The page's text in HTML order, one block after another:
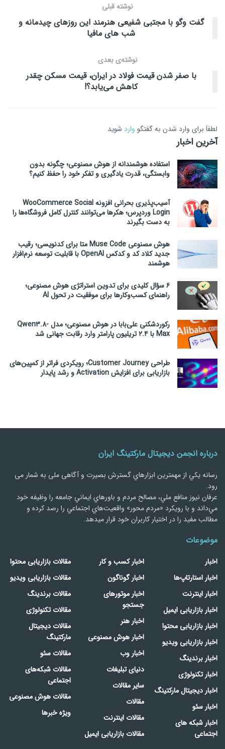
نوشته قبلی
گفت وگو با مجتبی شفیعی هنرمند این روزهای چیدمانه و
شب های مافیا
نوشته‌ی بعدی
با صفر شدن قیمت فولاد در ایران، قیمت مسکن چقدر
کاهش می‌یابد؟!
لطفاَ برای وارد شدن به گفتگو وارد شوید
آخرین اخبار
استفاده هوشمندانه از هوش مصنوعی؛ چگونه بدون
وابستگی، قدرت یادگیری و تفکر خود را حفظ کنیم؟
آسیب‌پذیری بحرانی افزونه WooCommerce Social
Login وردپرس؛ هکرها می‌توانند کنترل کامل فروشگاه‌ها را
به دست بگیرند
هوش مصنوعی Muse Code متا برای کدنویسی؛ رقیب
جدید کلاد کد و کدکس OpenAI با قابلیت توسعه نرم‌افزار
هوشمند
۶ سؤال کلیدی برای تدوین استراتژی هوش مصنوعی؛
راهنمای کسب‌وکارها برای موفقیت در تحول AI
رکوردشکنی علی‌بابا در هوش مصنوعی؛ مدل Qwen3.8-
Max با ۲.۴ تریلیون پارامتر وارد رقابت جهانی شد
طراحی Customer Journey؛ رویکردی فراتر از کمپین‌های
بازاریابی برای افزایش Activation و رشد پایدار
درباره انجمن دیجیتال مارکتینگ ایران
رسانه يكي از مهمترین ابزارهاي گسترش بصیرت و آگاهی ملی به شمار می
رود.
عرفان نیوز منافع ملي، مصالح مردم و باورهاي ايماني جامعه را وظيفه خود
مي‌داند و با رويكرد «مردم‌ محور» واقعيت‌هاي اجتماعي را رصد کرده و
مطالب مفید را در اختیار کاربران خود قرار میدهد.
موضوعات
اخبار
اخبار استارتاپ‌ها
اخبار اینترنت
اخبار بازاریابی ایمیل
اخبار بازاریابی محتوا
اخبار بازاریابی ویدیو
اخبار برندینگ
اخبار تکنولوژی
اخبار دیجیتال مارکتینگ
اخبار سئو
اخبار شبکه های
اجتماعی
اخبار کسب و کار
اخبار گوناگون
اخبار موتورهای
جستجو
اخبار هنر
اخبار هوش مصنوعی
اخبار وب
دنیای تبلیغات
سایر مقالات
مقالات
مقالات اینترنت
مقالات بازاریابی ایمیل
مقالات بازاریابی محتوا
مقالات بازاریابی ویدیو
مقالات برندینگ
مقالات تکنولوژی
مقالات دیجیتال
مارکتینگ
مقالات سئو
مقالات شبکه‌های
اجتماعی
مقالات هوش مصنوعی
ویژه خبرها